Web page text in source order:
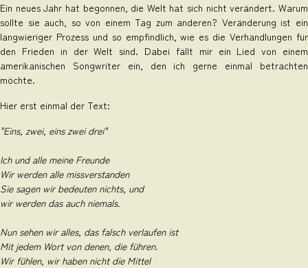
Ein neues Jahr hat begonnen, die Welt hat sich nicht verändert. Warum
sollte sie auch, so von einem Tag zum anderen? Veränderung ist ein
langwieriger Prozess und so empfindlich, wie es die Verhandlungen für
den Frieden in der Welt sind. Dabei fällt mir ein Lied von einem
amerikanischen Songwriter ein, den ich gerne einmal betrachten
möchte.
Hier erst einmal der Text:
"Eins, zwei, eins zwei drei"
Ich und alle meine Freunde
Wir werden alle missverstanden
Sie sagen wir bedeuten nichts, und
wir werden das auch niemals.
Nun sehen wir alles, das falsch verlaufen ist
Mit jedem Wort von denen, die führen.
Wir fühlen, wir haben nicht die Mittel